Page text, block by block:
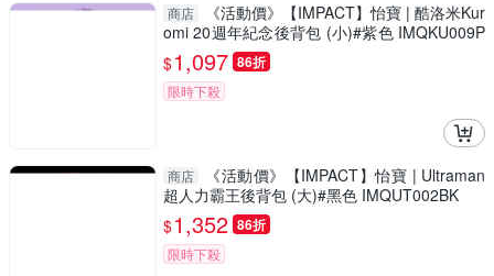
商店
《活動價》【IMPACT】怡寶 | 酷洛米Kur
omi 20週年紀念後背包 (小)#紫色 IMQKU009P
L
$1,097 86折
限時下殺
商店
《活動價》【IMPACT】怡寶 | Ultraman
超人力霸王後背包 (大)#黑色 IMQUT002BK
$1,352 86折
限時下殺